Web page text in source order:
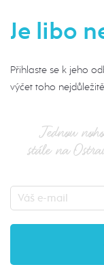
Je libo
Přihlaste se k jeho
výčet toho
Jednou
stále na